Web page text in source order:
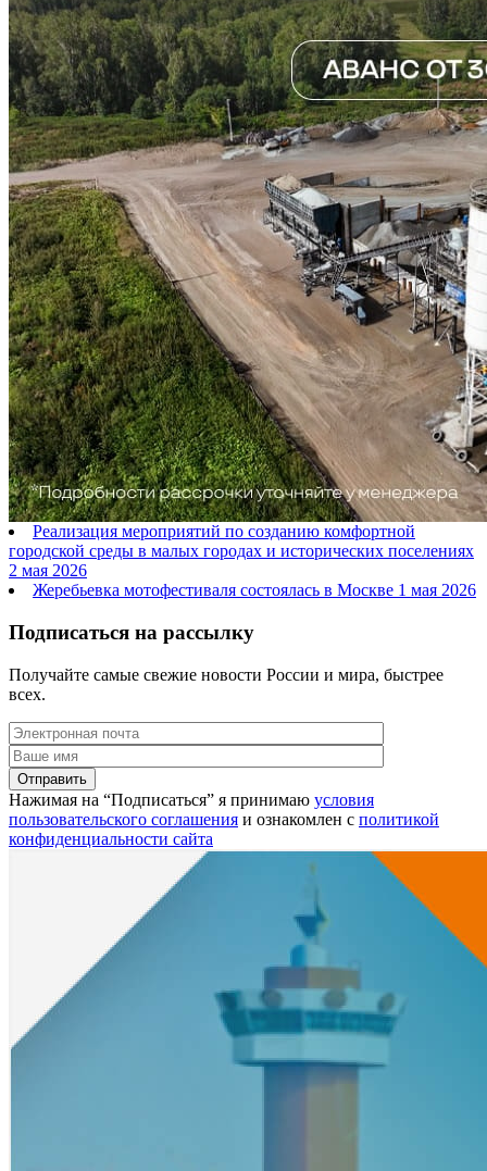
Реализация мероприятий по созданию комфортной
городской среды в малых городах и исторических поселениях
2 мая 2026
Жеребьевка мотофестиваля состоялась в Москве 1 мая 2026
Подписаться на рассылку
Получайте самые свежие новости России и мира, быстрее
всех.
Нажимая на “Подписаться” я принимаю условия
пользовательского соглашения и ознакомлен с политикой
конфиденциальности сайта